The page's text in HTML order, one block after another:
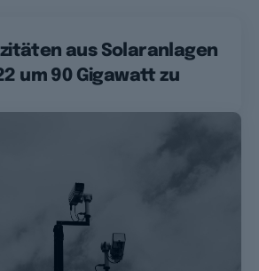
aus Solaranlagen
um 90 Gigawatt zu